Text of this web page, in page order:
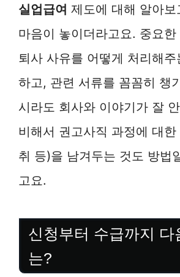
실업급여 제도에 대해 알아보
마음이 놓이더라고요. 중요한
퇴사 사유를 어떻게 처리해주
하고, 관련 서류를 꼼꼼히 챙
시라도 회사와 이야기가 잘
비해서 권고사직 과정에 대
취 등)을 남겨두는 것도 방법
고요.
신청부터 수급까지 다
는?